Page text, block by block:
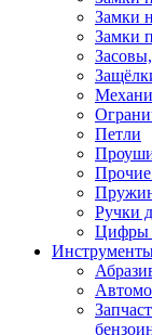
Замки
Замки
Петли
Ручки
Цифры